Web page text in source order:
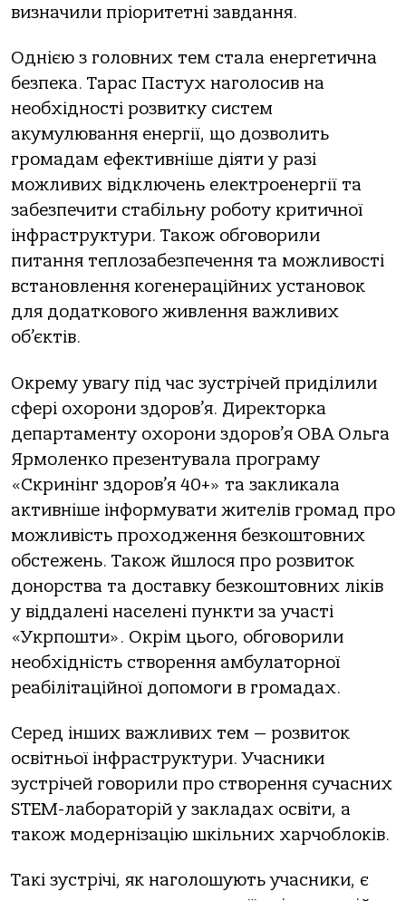
визначили пріоритетні завдання.
Однією з головних тем стала енергетична
безпека. Тарас Пастух наголосив на
необхідності розвитку систем
акумулювання енергії, що дозволить
громадам ефективніше діяти у разі
можливих відключень електроенергії та
забезпечити стабільну роботу критичної
інфраструктури. Також обговорили
питання теплозабезпечення та можливості
встановлення когенераційних установок
для додаткового живлення важливих
об’єктів.
Окрему увагу під час зустрічей приділили
сфері охорони здоров’я. Директорка
департаменту охорони здоров’я ОВА Ольга
Ярмоленко презентувала програму
«Скринінг здоров’я 40+» та закликала
активніше інформувати жителів громад про
можливість проходження безкоштовних
обстежень. Також йшлося про розвиток
донорства та доставку безкоштовних ліків
у віддалені населені пункти за участі
«Укрпошти». Окрім цього, обговорили
необхідність створення амбулаторної
реабілітаційної допомоги в громадах.
Серед інших важливих тем — розвиток
освітньої інфраструктури. Учасники
зустрічей говорили про створення сучасних
STEM-лабораторій у закладах освіти, а
також модернізацію шкільних харчоблоків.
Такі зустрічі, як наголошують учасники, є